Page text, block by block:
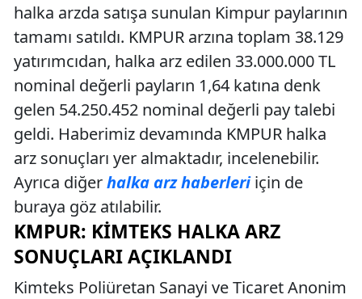
halka arzda satışa sunulan Kimpur paylarının
tamamı satıldı. KMPUR arzına toplam 38.129
yatırımcıdan, halka arz edilen 33.000.000 TL
nominal değerli payların 1,64 katına denk
gelen 54.250.452 nominal değerli pay talebi
geldi. Haberimiz devamında KMPUR halka
arz sonuçları yer almaktadır, incelenebilir.
Ayrıca diğerhalka arz haberleriiçin de
buraya göz atılabilir.
KMPUR: KIMTEKS HALKA ARZ
SONUÇLARI AÇIKLANDI
Kimteks Poliüretan Sanayi ve Ticaret Anonim